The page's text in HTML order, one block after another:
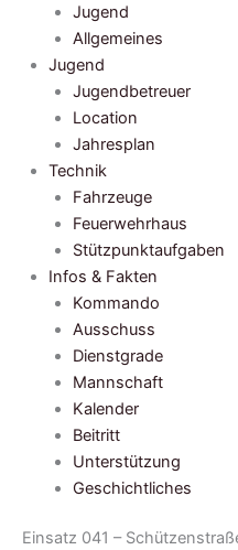
Jugend
Allgemeines
Jugend
Jugendbetreuer
Location
Jahresplan
Technik
Fahrzeuge
Feuerwehrhaus
Stützpunktaufgaben
Infos & Fakten
Kommando
Ausschuss
Dienstgrade
Mannschaft
Kalender
Beitritt
Unterstützung
Geschichtliches
Einsatz 041 –